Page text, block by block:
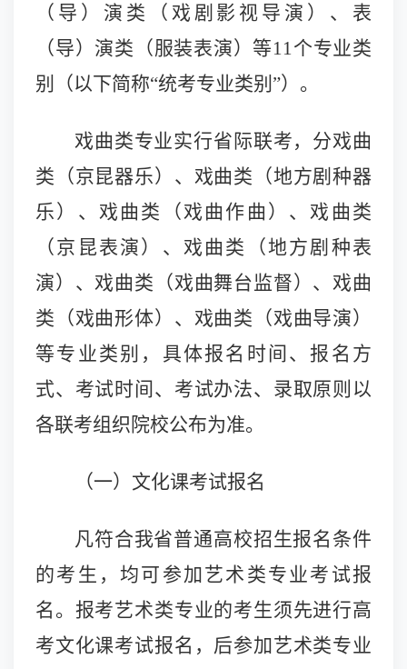
（导）演类（戏剧影视导演）、表
（导）演类（服装表演）等11个专业类
别（以下简称“统考专业类别”）。
戏曲类专业实行省际联考，分戏曲
类（京昆器乐）、戏曲类（地方剧种器
乐）、戏曲类（戏曲作曲）、戏曲类
（京昆表演）、戏曲类（地方剧种表
演）、戏曲类（戏曲舞台监督）、戏曲
类（戏曲形体）、戏曲类（戏曲导演）
等专业类别，具体报名时间、报名方
式、考试时间、考试办法、录取原则以
各联考组织院校公布为准。
（一）文化课考试报名
凡符合我省普通高校招生报名条件
的考生，均可参加艺术类专业考试报
名。报考艺术类专业的考生须先进行高
考文化课考试报名，后参加艺术类专业